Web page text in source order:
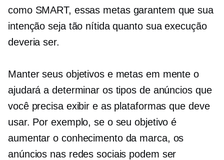
como SMART, essas metas garantem que sua
intenção seja tão nítida quanto sua execução
deveria ser.
Manter seus objetivos e metas em mente o
ajudará a determinar os tipos de anúncios que
você precisa exibir e as plataformas que deve
usar. Por exemplo, se o seu objetivo é
aumentar o conhecimento da marca, os
anúncios nas redes sociais podem ser